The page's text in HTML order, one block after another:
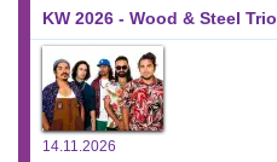
KW 2026 - Wood & Steel Trio
14.11.2026